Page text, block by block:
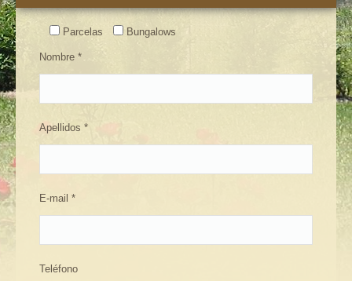
Tarifa & Reserva parcelas
Tarifa & Reserva bungalows
Contacto
Parcelas Bungalows
Nombre *
Apellidos *
E-mail *
Teléfono